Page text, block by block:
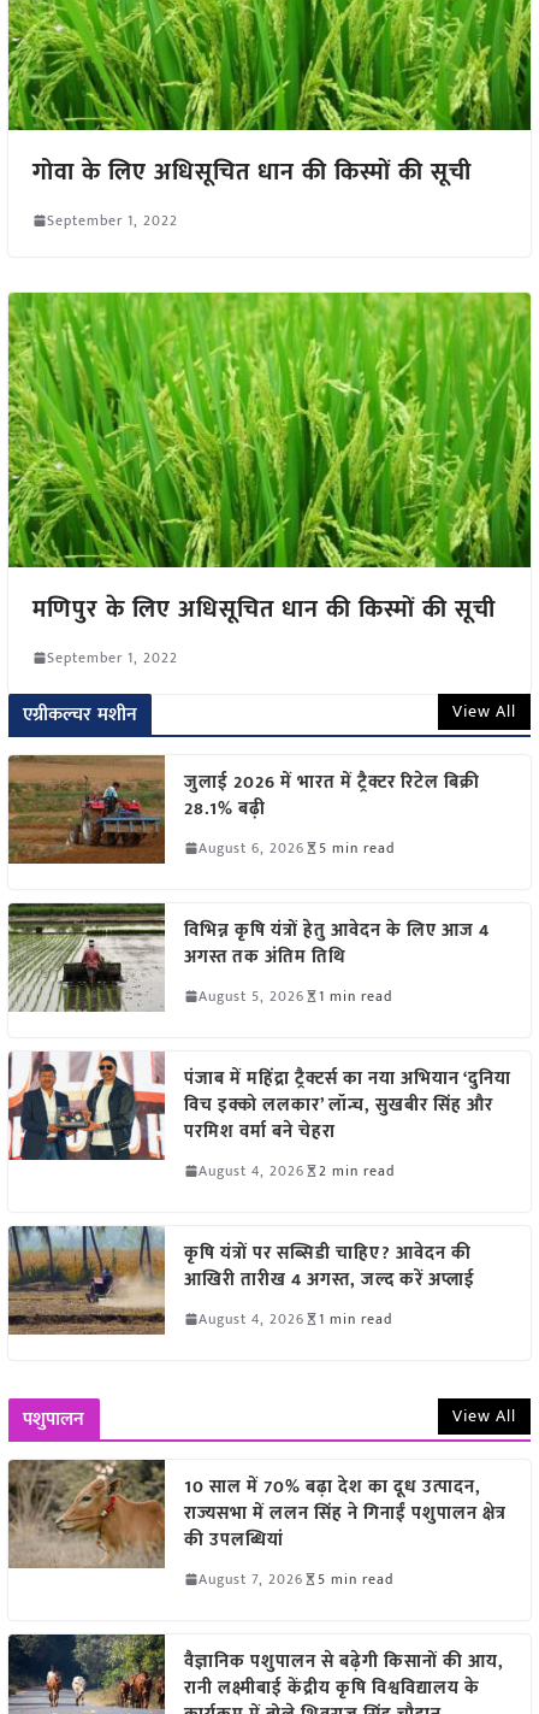
गोवा के लिए अधिसूचित धान की किस्मों की सूची
September 1, 2022
मणिपुर के लिए अधिसूचित धान की किस्मों की सूची
September 1, 2022
एग्रीकल्चर मशीन View All
जुलाई 2026 में भारत में ट्रैक्टर रिटेल बिक्री
28.1% बढ़ी
August 6, 2026 5 min read
विभिन्न कृषि यंत्रों हेतु आवेदन के लिए आज 4
अगस्त तक अंतिम तिथि
August 5, 2026 1 min read
पंजाब में महिंद्रा ट्रैक्टर्स का नया अभियान ‘दुनिया
विच इक्को ललकार’ लॉन्च, सुखबीर सिंह और
परमिश वर्मा बने चेहरा
August 4, 2026 2 min read
कृषि यंत्रों पर सब्सिडी चाहिए? आवेदन की
आखिरी तारीख 4 अगस्त, जल्द करें अप्लाई
August 4, 2026 1 min read
पशुपालन View All
10 साल में 70% बढ़ा देश का दूध उत्पादन,
राज्यसभा में ललन सिंह ने गिनाईं पशुपालन क्षेत्र
की उपलब्धियां
August 7, 2026 5 min read
वैज्ञानिक पशुपालन से बढ़ेगी किसानों की आय,
रानी लक्ष्मीबाई केंद्रीय कृषि विश्वविद्यालय के